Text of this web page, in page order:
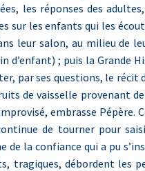
les réponses des
sur les enfants qui les
leur salon, au milieu de
d’enfant) ; puis la Grande
par ses questions, le
de vaisselle provenant
embrasse
de tourner pour
la confiance qui a pu
tragiques, débordent